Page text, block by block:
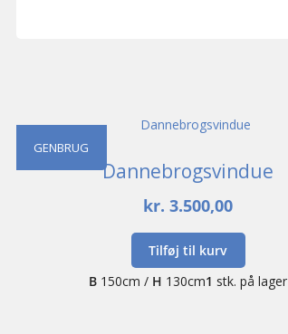
GENBRUG
Dannebrogsvindue
kr. 3.500,00
Tilføj til kurv
B 150cm / H 130cm1 stk. på lager